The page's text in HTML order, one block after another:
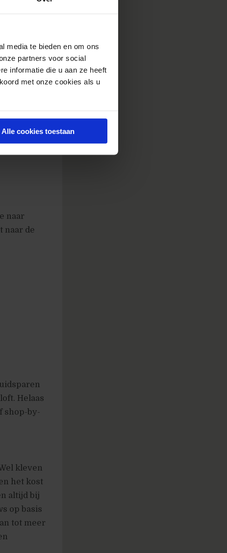
media te bieden en om ons
partners voor social
informatie die u aan ze heeft
met onze cookies als u
Alle cookies toestaan
is geen
naar
naar de
Helaas
shop-by-
kleven
het kost
altijd bij
op basis
tot meer